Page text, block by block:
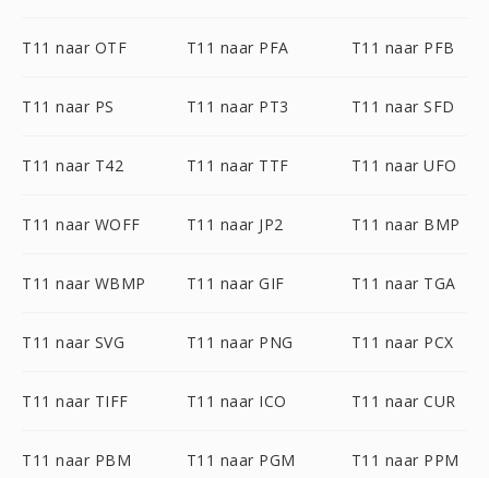
T11 naar OTF T11 naar PFA T11 naar PFB
T11 naar PS T11 naar PT3 T11 naar SFD
T11 naar T42 T11 naar TTF T11 naar UFO
T11 naar WOFF T11 naar JP2 T11 naar BMP
T11 naar WBMP T11 naar GIF T11 naar TGA
T11 naar SVG T11 naar PNG T11 naar PCX
T11 naar TIFF T11 naar ICO T11 naar CUR
T11 naar PBM T11 naar PGM T11 naar PPM